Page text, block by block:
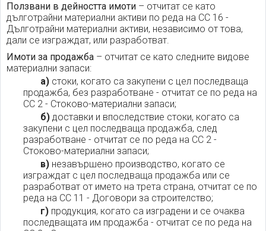
Ползвани в дейността имоти – отчитат се като
дълготрайни материални активи по реда на СС 16 -
Дълготрайни материални активи, независимо от това,
дали се изграждат, или разработват.
Имоти за продажба – отчитат се като следните видове
материални запаси:
а)стоки, когато са закупени с цел последваща
продажба, без разработване - отчитат се по реда на
СС 2 - Стоково-материални запаси;
б)доставки и впоследствие стоки, когато са
закупени с цел последваща продажба, след
разработване - отчитат се по реда на СС 2 -
Стоково-материални запаси;
в)незавършено производство, когато се
изграждат с цел последваща продажба или се
разработват от името на трета страна, отчитат се по
реда на СС 11 - Договори за строителство;
г)продукция, когато са изградени и се очаква
последващата им продажба - отчитат се по реда на